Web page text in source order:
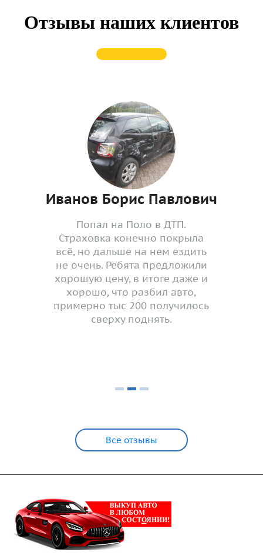
Отзывы наших клиентов
Иванов Борис Павлович
Попал на Поло в ДТП.
Страховка конечно покрыла
всё, но дальше на нем ездить
не очень. Ребята предложили
хорошую цену, в итоге даже и
хорошо, что разбил авто,
примерно тыс 200 получилось
сверху поднять.
Все отзывы